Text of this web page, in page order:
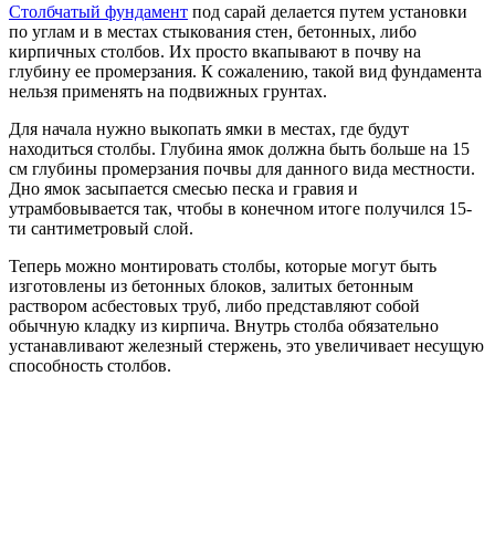
Столбчатый фундамент под сарай делается путем установки
по углам и в местах стыкования стен, бетонных, либо
кирпичных столбов. Их просто вкапывают в почву на
глубину ее промерзания. К сожалению, такой вид фундамента
нельзя применять на подвижных грунтах.
Для начала нужно выкопать ямки в местах, где будут
находиться столбы. Глубина ямок должна быть больше на 15
см глубины промерзания почвы для данного вида местности.
Дно ямок засыпается смесью песка и гравия и
утрамбовывается так, чтобы в конечном итоге получился 15-
ти сантиметровый слой.
Теперь можно монтировать столбы, которые могут быть
изготовлены из бетонных блоков, залитых бетонным
раствором асбестовых труб, либо представляют собой
обычную кладку из кирпича. Внутрь столба обязательно
устанавливают железный стержень, это увеличивает несущую
способность столбов.